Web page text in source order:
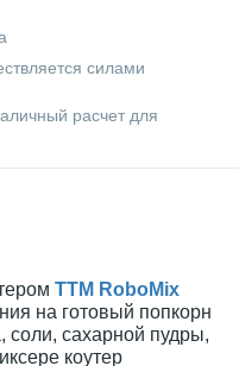
силами
расчет для
ТТМ RoboMix
на готовый попкорн
соли, сахарной пудры,
коутер